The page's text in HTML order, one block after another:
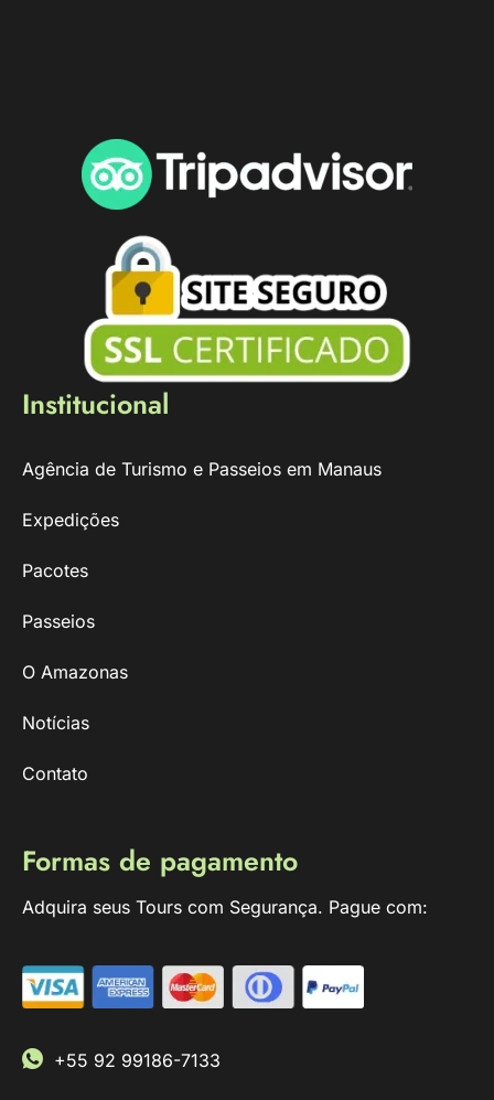
Institucional
Agência de Turismo e Passeios em Manaus
Expedições
Pacotes
Passeios
O Amazonas
Notícias
Contato
Formas de pagamento
Adquira seus Tours com Segurança. Pague com:
+55 92 99186-7133